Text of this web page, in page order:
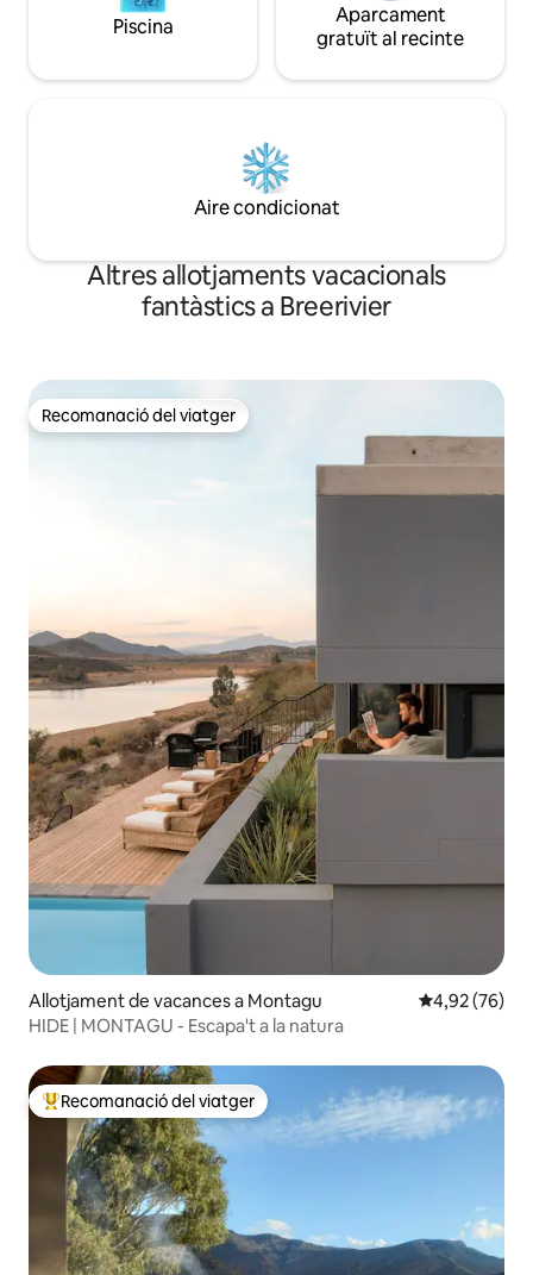
Piscina
Aparcament
gratuït al recinte
Aire condicionat
Altres allotjaments vacacionals
fantàstics a Breerivier
Recomanació del viatger
Recomanació del viatger
Allotjament de vacances a Montagu 4,92 de
4,92 (76)
HIDE | MONTAGU - Escapa't a la natura
Principals recomanacions dels viatgers
Recomanació del viatger